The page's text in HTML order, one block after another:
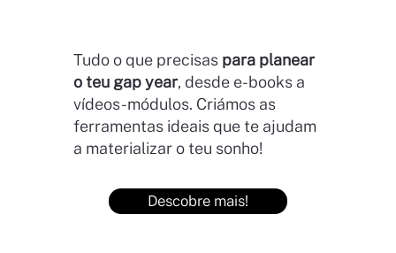
Tudo o que precisas para planear
o teu gap year, desde e-books a
vídeos-módulos. Criámos as
ferramentas ideais que te ajudam
a materializar o teu sonho!
Descobre mais!